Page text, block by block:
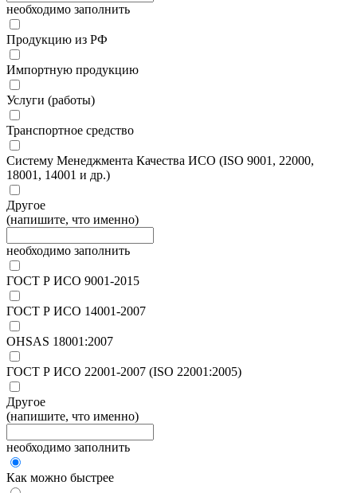
необходимо заполнить
Продукцию из РФ
Импортную продукцию
Услуги (работы)
Транспортное средство
Систему Менеджмента Качества ИСО (ISO 9001, 22000,
18001, 14001 и др.)
Другое
(напишите, что именно)
необходимо заполнить
ГОСТ Р ИСО 9001-2015
ГОСТ Р ИСО 14001-2007
OHSAS 18001:2007
ГОСТ Р ИСО 22001-2007 (ISO 22001:2005)
Другое
(напишите, что именно)
необходимо заполнить
Как можно быстрее